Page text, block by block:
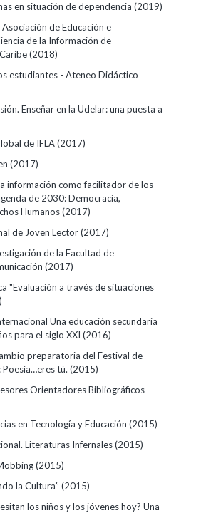
en situación de dependencia (2019)
de Educación e
de la Información de
(2018)
estudiantes - Ateneo Didáctico
Enseñar en la Udelar: una puesta a
de IFLA(2017)
(2017)
información como facilitador de los
de 2030: Democracia,
Humanos(2017)
de Joven Lector(2017)
de la Facultad de
(2017)
"Evaluación a través de situaciones
Una educación secundaria
para el siglo XXI (2016)
preparatoria del Festival de
Poesía…eres tú. (2015)
Orientadores Bibliográficos
en Tecnología y Educación (2015)
Literaturas Infernales(2015)
(2015)
la Cultura” (2015)
los niños y los jóvenes hoy? Una